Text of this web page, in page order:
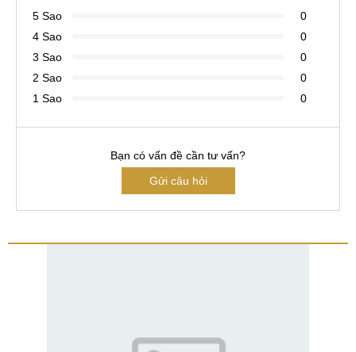
5 Sao
0
4 Sao
0
3 Sao
0
2 Sao
0
1 Sao
0
Bạn có vấn đề cần tư vấn?
Gửi câu hỏi